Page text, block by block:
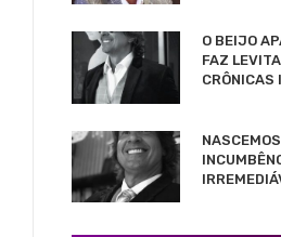
O BEIJO
FAZ
CRÔNICAS